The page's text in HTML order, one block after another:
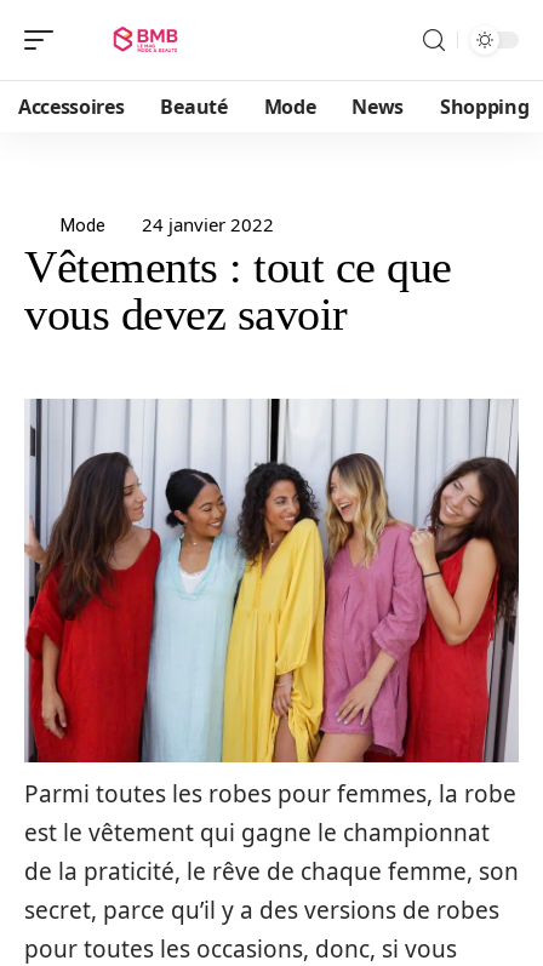
Accessoires Beauté Mode News Shopping
Mode 24 janvier 2022
Vêtements : tout ce que
vous devez savoir
Parmi toutes les robes pour femmes, la robe
est le vêtement qui gagne le championnat
de la praticité, le rêve de chaque femme, son
secret, parce qu’il y a des versions de robes
pour toutes les occasions, donc, si vous